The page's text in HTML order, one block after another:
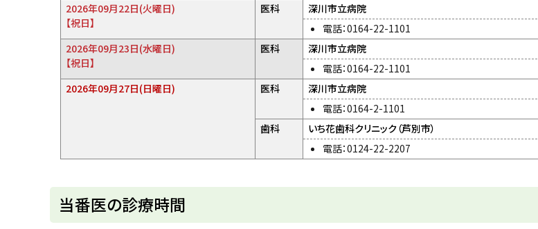
2026年09月22日(火曜日)
【祝日】
医科
深川市立病院
電話：0164-22-1101
2026年09月23日(水曜日)
【祝日】
医科
深川市立病院
電話：0164-22-1101
2026年09月27日(日曜日)
医科
深川市立病院
電話：0164-2-1101
歯科
いち花歯科クリニック（芦別市）
電話：0124-22-2207
ト
当番医の診療時間